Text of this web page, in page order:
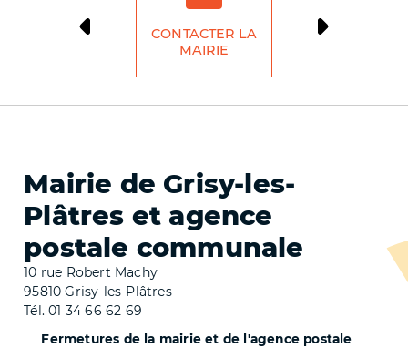
CONTACTER LA
MAIRIE
Mairie de Grisy-les-
Plâtres et agence
postale communale
10 rue Robert Machy
95810 Grisy-les-Plâtres
Tél. 01 34 66 62 69
Fermetures de la mairie et de l'agence postale